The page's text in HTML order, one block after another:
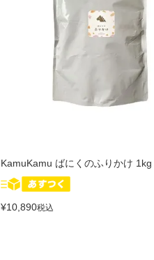
KamuKamu ばにくのふりかけ 1kg
¥10,890税込